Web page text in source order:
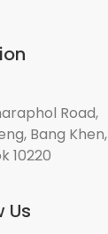
Road,
Bang Khen,
10220
Us